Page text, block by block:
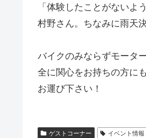
「体験したことがないよ
村野さん。ちなみに雨天
バイクのみならずモータ
全に関心をお持ちの方に
お運び下さい！
ゲストコーナー イベント情報